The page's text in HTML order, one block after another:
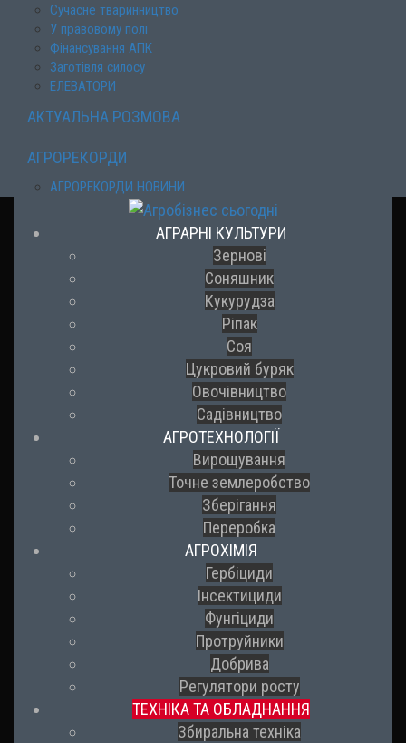
Сучасне тваринництво
У правовому полі
Фінансування АПК
Заготівля силосу
ЕЛЕВАТОРИ
АКТУАЛЬНА РОЗМОВА
АГРОРЕКОРДИ
АГРОРЕКОРДИ НОВИНИ
АГРАРНІ КУЛЬТУРИ
Зернові
Соняшник
Кукурудза
Ріпак
Соя
Цукровий буряк
Овочівництво
Садівництво
АГРОТЕХНОЛОГІЇ
Вирощування
Точне землеробство
Зберігання
Переробка
АГРОХІМІЯ
Гербіциди
Інсектициди
Фунгіциди
Протруйники
Добрива
Регулятори росту
ТЕХНІКА ТА ОБЛАДНАННЯ
Збиральна техніка